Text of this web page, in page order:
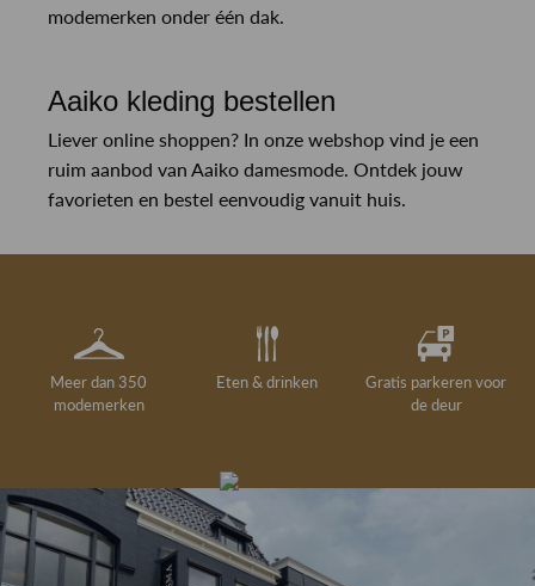
modemerken onder één dak.
Aaiko kleding bestellen
Liever online shoppen? In onze webshop vind je een
ruim aanbod van Aaiko damesmode. Ontdek jouw
favorieten en bestel eenvoudig vanuit huis.
Meer dan 350
modemerken
Eten & drinken
Gratis parkeren voor
de deur
drankje
Gratis retourneren in
de winkel
Deskundig
kledingadvies